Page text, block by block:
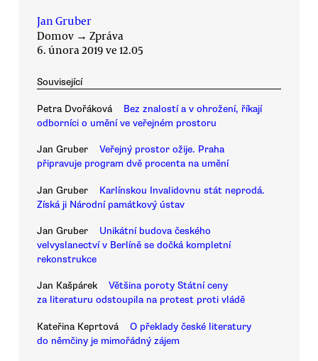
Jan Gruber
Domov → Zpráva
6. února 2019 ve 12.05
Související
Petra Dvořáková
Bez znalostí a v ohrožení, říkají
odborníci o umění ve veřejném prostoru
Jan Gruber
Veřejný prostor ožije. Praha
připravuje program dvě procenta na umění
Jan Gruber
Karlínskou Invalidovnu stát neprodá.
Získá ji Národní památkový ústav
Jan Gruber
Unikátní budova českého
velvyslanectví v Berlíně se dočká kompletní
rekonstrukce
Jan Kašpárek
Většina poroty Státní ceny
za literaturu odstoupila na protest proti vládě
Kateřina Keprtová
O překlady české literatury
do němčiny je mimořádný zájem